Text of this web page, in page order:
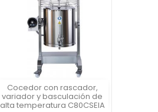
Cocedor con rascador,
variador y basculación de
alta temperatura C80CSEIA

Vista rápida